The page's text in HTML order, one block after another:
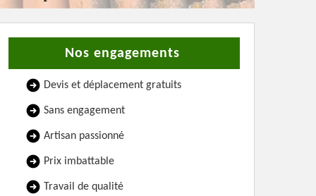
Nos engagements
Devis et déplacement gratuits
Sans engagement
Artisan passionné
Prix imbattable
Travail de qualité